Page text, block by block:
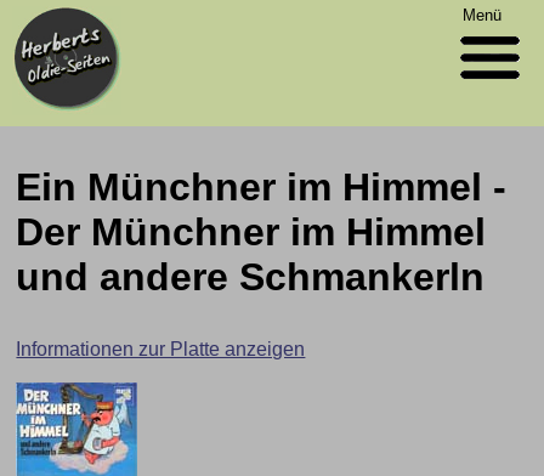
Menü
Ein Münchner im Himmel -
Der Münchner im Himmel
und andere Schmankerln
Informationen zur Platte anzeigen